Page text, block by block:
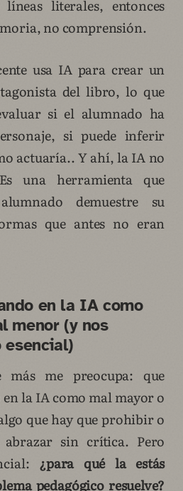
literales, entonces
no comprensión.
usa IA para crear un
del libro, lo que
si el alumnado ha
si puede inferir
actuaría.. Y ahí, la IA no
una herramienta que
demuestre su
que antes no eran
en la IA como
menor (y nos
esencial)
me preocupa: que
en la IA como mal mayor o
que hay que prohibir o
sin crítica. Pero
¿para qué la estás
pedagógico resuelve?